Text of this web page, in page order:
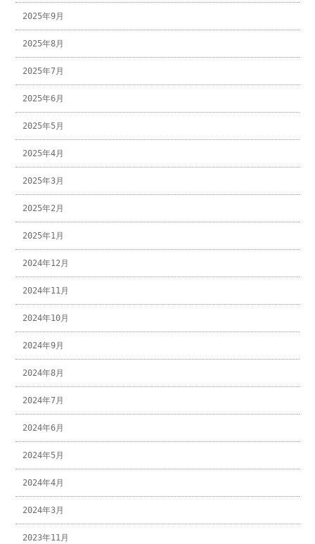
2025年9月
2025年8月
2025年7月
2025年6月
2025年5月
2025年4月
2025年3月
2025年2月
2025年1月
2024年12月
2024年11月
2024年10月
2024年9月
2024年8月
2024年7月
2024年6月
2024年5月
2024年4月
2024年3月
2023年11月